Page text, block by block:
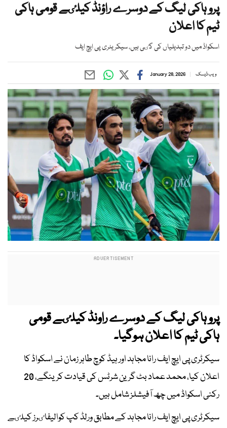
پرو ہاکی لیگ کے دوسرے راؤنڈ کیلٸے قومی ہاکی
ٹیم کا اعلان
اسکواڈ میں دو تبدیلیاں کی گٸی ہیں، سیکریٹری پی ایچ ایف
ویب ڈیسک January 28, 2026
پرو ہاکی لیگ کے دوسرے راونڈ کیلٸے قومی
ہاکی ٹیم کا اعلان ہوگیا۔
سیکرٹری پی ایچ ایف رانا مجاہد اور ہیڈ کوچ طاہر زمان نے اسکواڈ کا
اعلان کیا، محمد عماد بٹ گرین شرٹس کی قیادت کرینگے، 20
رکنی اسکواڈ میں چھ آفیشلز شامل ہیں۔
سیکرٹری پی ایچ ایف رانا مجاہد کے مطابق ورلڈ کپ کوالیفاٸرز کیلٸے